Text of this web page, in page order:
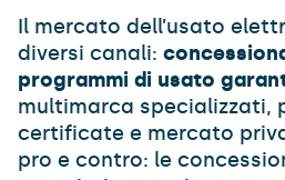
Il mercato dell’usato
diversi canali:
programmi di usato
multimarca specializzati,
certificate e mercato
pro e contro: le